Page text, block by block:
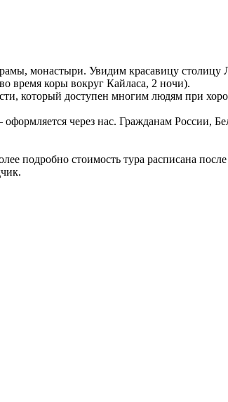
монастыри. Увидим красавицу столицу
время коры вокруг Кайласа, 2 ночи).
который доступен многим людям при
через нас. Гражданам России,
подробно стоимость тура расписана